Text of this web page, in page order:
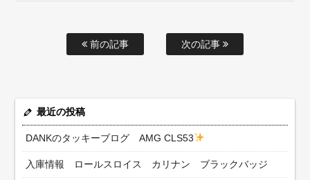
前の記事 次の記事
最近の投稿
DANKのタッキーブログ AMG CLS53
入庫情報 ロールスロイス カリナン ブラックバッジ